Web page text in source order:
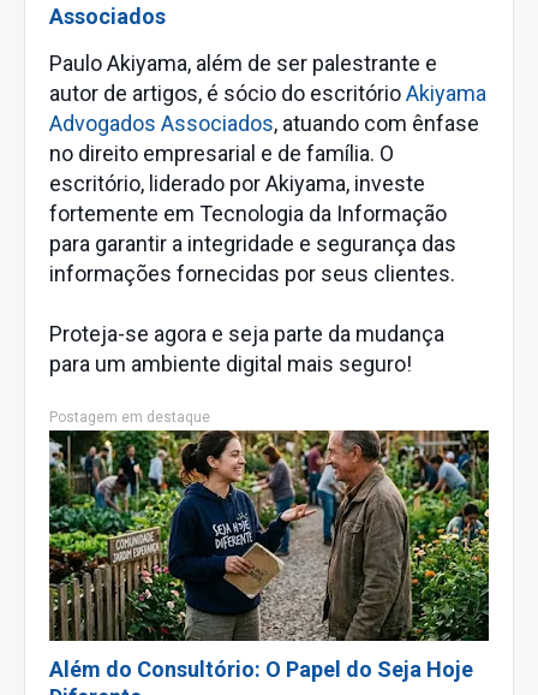
Associados
Paulo Akiyama, além de ser palestrante e
autor de artigos, é sócio do escritórioAkiyama
Advogados Associados, atuando com ênfase
no direito empresarial e de família. O
escritório, liderado por Akiyama, investe
fortemente em Tecnologia da Informação
para garantir a integridade e segurança das
informações fornecidas por seus clientes.
Proteja-se agora e seja parte da mudança
para um ambiente digital mais seguro!
Postagem em destaque
Além do Consultório: O Papel do Seja Hoje